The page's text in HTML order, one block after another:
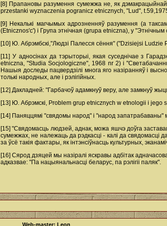
[8] Прапановы разумення сумежжа не, як
przestanki wyznaczenia pogranicz etnicznych, "Lud",
[9] Некалькі магчымых адрозненняў разумення (а
(Etnicznos'c') і Група этнічная (grupa etniczna), у
[10] Ю. Абрэмбскі,"Людзі Палесся сёння" ("Dzisiejsi
[11] У адносінах да тэрыторыі, якая суседнічае з
etniczna, "Studia Socjologiczne", 1968 nr 2) і
Нашыя доследы пацвердзілі многа яго назіранняў і
толькі народных, але і рэлігійных.
[12] Дакладней: "Гарбачоў адамкнуў веру, але замкнуў
[13] Ю. Абрэмскі, Problem grup etnicznych w etnologii i
[14] Паняццямі "свядомы народ" і "народ
[15] "Свядомасць людзей, аднак, можа яшчэ доўга
сумежжах, не належаць да рэдкасці - калі да свядомасці
за ўсё такія фактары, як інтэнсіўнасць культурных,
[16] Сярод дзяцей мы назіралі яскравы адбітак
адказвае: "Па нацыянальнасці беларус, па рэлігіі паляк".
Web-master: Leon